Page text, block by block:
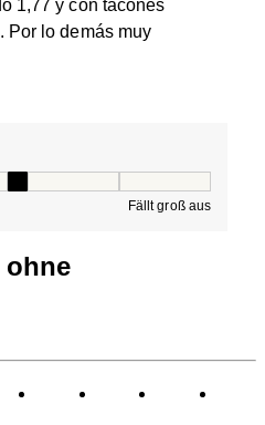
1,77 y con tacones
Por lo demás muy
Fällt groß aus
ohne